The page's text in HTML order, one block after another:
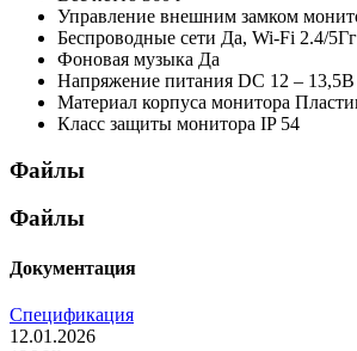
Управление внешним замком
Беспроводные сети Да, Wi-Fi 2.4/
Фоновая музыка Да
Напряжение питания DC 12 –
Материал корпуса монитора
Класс защиты монитора IP 54
Файлы
Файлы
Документация
Спецификация
12.01.2026